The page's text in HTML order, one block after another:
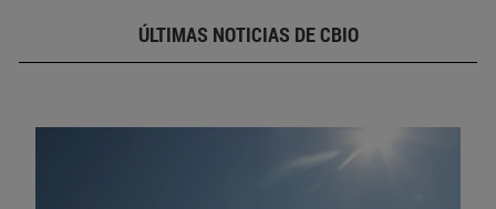
ÚLTIMAS NOTICIAS DE CBIO